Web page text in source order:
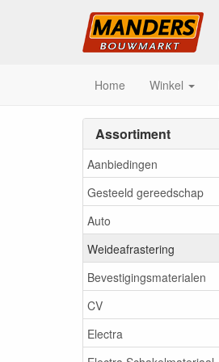
Home Winkel
Assortiment
Aanbiedingen
Gesteeld gereedschap
Auto
Weideafrastering
Bevestigingsmaterialen
CV
Electra